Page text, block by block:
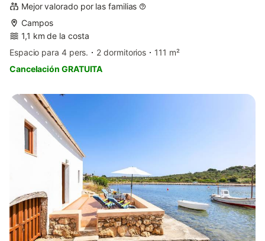
Mejor valorado por las familias
Campos
1,1 km de la costa
Espacio para 4 pers.
2 dormitorios
111 m²
Cancelación GRATUITA